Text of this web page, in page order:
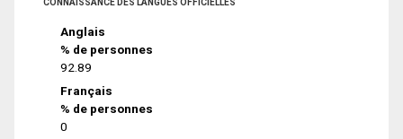
Anglais
% de personnes
92.89
Français
% de personnes
0